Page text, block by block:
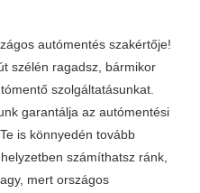
autómentés szakértője!
szélén ragadsz, bármikor
szolgáltatásunkat.
garantálja az autómentési
is könnyedén tovább
számíthatsz ránk,
mert országos